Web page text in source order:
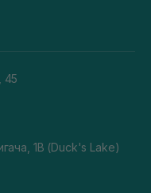
45
1В (Duck's Lake)